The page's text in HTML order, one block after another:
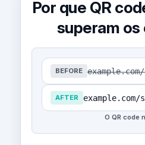
Por que QR
superam
BEFORE
AFTER example.com/
O QR code